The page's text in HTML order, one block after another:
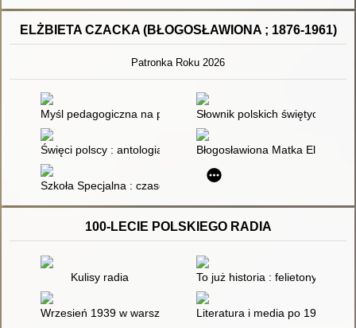
ELŻBIETA CZACKA (BŁOGOSŁAWIONA ; 1876-1961)
Patronka Roku 2026
Myśl pedagogiczna na przestrzeni wieków : chronologiczny
Słownik polskich świętych :
Święci polscy : antologia tekstów literackich o polskich
Błogosławiona Matka
Szkoła Specjalna : czasopismo poświęcone pedagogice
100-LECIE POLSKIEGO RADIA
Kulisy radia To już historia : felietony o
Wrzesień 1939 w warszawskiej rozgłośni Polskiego Radia
Literatura i media po 1989 roku